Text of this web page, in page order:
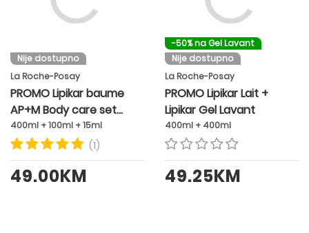
Nije dostupno
La Roche-Posay
PROMO Lipikar baume
AP+M Body care set
BABY
400ml + 100ml + 15ml
(1)
49.00KM
-50% na Gel Lavant
Nije dostupno
La Roche-Posay
PROMO Lipikar Lait +
Lipikar Gel Lavant
400ml + 400ml
49.25KM